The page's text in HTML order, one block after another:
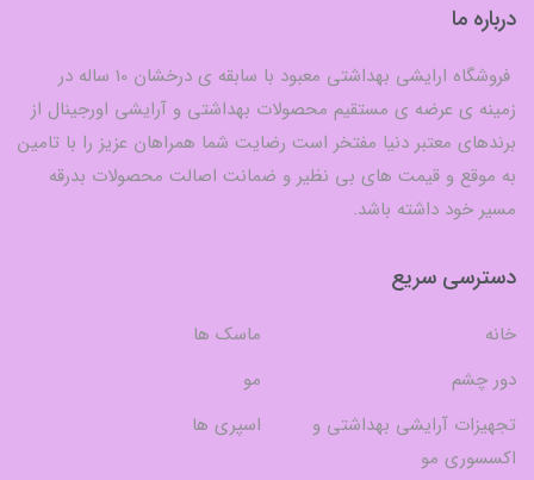
درباره ما
فروشگاه ارایشی بهداشتی معبود با سابقه ی درخشان 10 ساله در
زمینه ی عرضه ی مستقیم محصولات بهداشتی و آرایشی اورجینال از
برندهای معتبر دنیا مفتخر است رضایت شما همراهان عزیز را با تامین
به موقع و قیمت های بی نظیر و ضمانت اصالت محصولات بدرقه
مسیر خود داشته باشد.
دسترسی سریع
خانه
ماسک ها
دور چشم
مو
تجهیزات آرایشی بهداشتی و
اکسسوری مو
اسپری ها